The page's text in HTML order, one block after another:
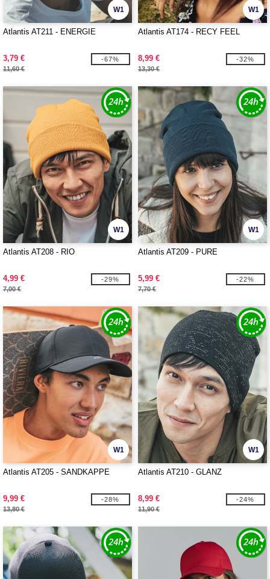
W1
Atlantis AT211 - ENERGIE
3,79 €
11,60 €
-67%
W1
Atlantis AT174 - RECY FEEL
8,99 €
13,30 €
-32%
W1
Atlantis AT208 - RIO
4,99 €
7,00 €
-29%
W1
Atlantis AT209 - PURE
5,99 €
7,70 €
-22%
W1
Atlantis AT205 - SANDKAPPE
9,99 €
13,80 €
-28%
W1
Atlantis AT210 - GLANZ
8,99 €
11,90 €
-24%